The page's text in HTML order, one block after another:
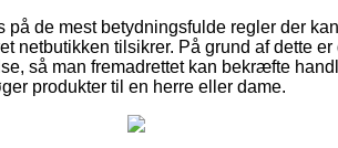
på de mest betydningsfulde regler der
netbutikken tilsikrer. På grund af dette
så man fremadrettet kan bekræfte
produkter til en herre eller dame.